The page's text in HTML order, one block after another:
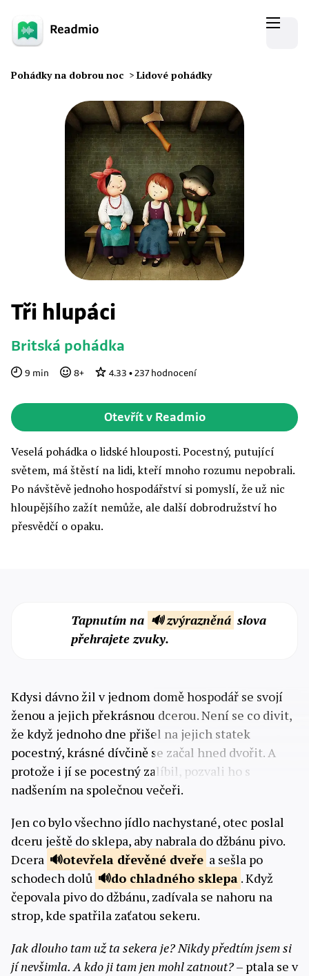
Pohádky na dobrou noc > Lidové pohádky
Tři hlupáci
Britská pohádka
9 min 8+ 4.33 • 237hodnocení
Otevřít v Readmio
Veselá pohádka o lidské hlouposti. Pocestný, putující
světem, má štěstí na lidi, kteří mnoho rozumu nepobrali.
Po návštěvě jednoho hospodářství si pomyslí, že už nic
hloupějšího zažít nemůže, ale další dobrodružství ho
přesvědčí o opaku.
Tapnutím na 🔊 zvýrazněná slova
přehrajete zvuky.
Kdysi dávno žil v jednom domě hospodář se svojí
ženou a jejich překrásnou dcerou. Není se co divit,
že když jednoho dne přišel na jejich statek
pocestný, krásné dívčině se začal hned dvořit. A
protože i jí se pocestný zalíbil, pozvali ho s
nadšením na společnou večeři.
Jen co bylo všechno jídlo nachystané, otec poslal
dceru ještě do sklepa, aby nabrala do džbánu pivo.
Dcera
otevřela dřevěné dveře a sešla po
schodech dolů
do chladného sklepa . Když
čepovala pivo do džbánu, zadívala se nahoru na
strop, kde spatřila zaťatou sekeru.
Jak dlouho tam už ta sekera je? Nikdy předtím jsem si
jí nevšimla. A kdo ji tam jen mohl zatnout?– ptala se v